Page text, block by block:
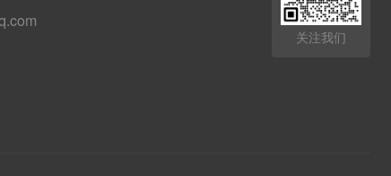
关注我们